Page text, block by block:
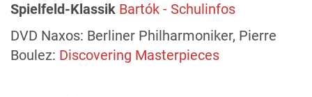
Spielfeld-Klassik Bartók - Schulinfos
DVD Naxos: Berliner Philharmoniker, Pierre
Boulez: Discovering Masterpieces